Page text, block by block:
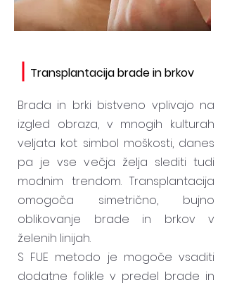
Transplantacija brade in brkov
Brada in brki bistveno vplivajo na
izgled obraza, v mnogih kulturah
veljata kot simbol moškosti, danes
pa je vse večja želja slediti tudi
modnim trendom. Transplantacija
omogoča simetrično, bujno
oblikovanje brade in brkov v
želenih linijah.
S FUE metodo je mogoče vsaditi
dodatne folikle v predel brade in